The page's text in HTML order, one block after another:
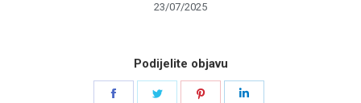
23/07/2025
Podijelite objavu